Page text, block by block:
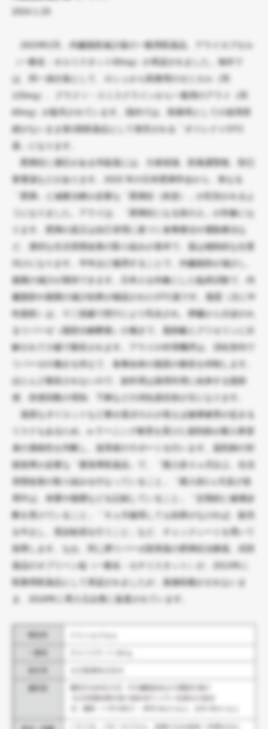
2023年2月、内臓脂肪減少薬の一般用医薬品、アライカプセル
（一般名：オルリスタット60mg）が承認されました。海外で
は、同一成分薬として、ロシュから医療用のゼニカル（同
120mg）、グラクソ・スミスクラインから一般用のアライ（同
60mg）が販売されています。国内では、医療用としての使用実
績がないまま第1類医薬品として発売される「ダイレクトOTC
薬」になります。
肥満症に適応がある市販薬には、大柴胡湯、防風通聖散、防已
黄耆湯などがあります。2015 年の日本肥満学会から、単なる
「肥満」と減量治療が必要な「肥満症（疾患）」が区別されるよ
うになりました。アライは、「肥満症になる前の人」が対象にな
ります。肥満の是正は自己管理に基づく食事療法や運動療法な
ど、適切な生活習慣改善の取り組みが基本で、薬は補助的な位置
付けになります。半年ほど服用することで、内臓脂肪が減少し、
腹囲の減少が期待できます。日本人を対象にした臨床試験で、内
臓脂肪や腹囲の減少効果が確認されたOTC薬です。脂質（主に中
性脂肪）は、十二指腸で胆汁により乳化され、膵臓から分泌され
るリパーゼ（脂肪分解酵素）の働きで、脂肪酸とグリセリンに分
解されて小腸で吸収されます。アライの作用機序は、消化管内で
リパーゼの働きを抑えて、食事由来の脂質の吸収を抑制します。
ほとんど吸収されないので、副作用は薬理作用に由来する脂肪
便、排便回数の増加、下痢などの消化器症状が主になります。
過度なダイエットなど痩せ過ぎの人が使えば健康被害が起きる
リスクもあるため、e-ラーニング教育を受けた薬剤師が購入希望
者の適格性を判断し、使用者のサポートを行います。薬剤師の対
面指導が必要な「要指導医薬品」で、「購入前３ヵ月以上、生活
習慣改善の取り組みを行なっていること」「購入前1ヵ月及び使
用中は、体重や腹囲などを記録していること」「定期的に健康診
断を受けていること」「６ヵ月服用しても効果がなければ、販売
を中止し、受診勧奨を行うこと」など、チェックシートを用いて
指導します。なお、同じ膵リパーゼ阻害薬の肥満症治療薬、武田
薬品のオブリーン錠（一般名：セチリスタット）が、2013年に
医療用医薬品として承認されましたが、薬価収載がされないま
ま、2018年に導入元企業に返還されています。